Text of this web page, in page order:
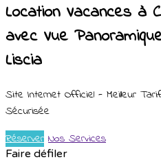
Location Vacances à
avec Vue
Liscia
Site Internet Officiel - Meilleur
Sécurisée
Réserver Nos Services
Faire défiler